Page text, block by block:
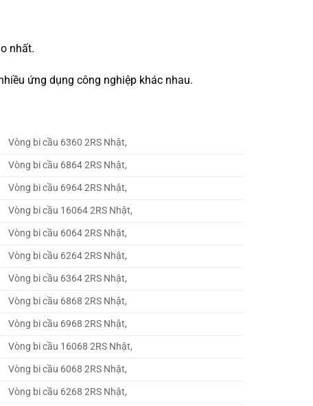
nhất.
ứng dụng công nghiệp khác nhau.
Vòng bi cầu 6360 2RS Nhật,
Vòng bi cầu 6864 2RS Nhật,
Vòng bi cầu 6964 2RS Nhật,
Vòng bi cầu 16064 2RS Nhật,
Vòng bi cầu 6064 2RS Nhật,
Vòng bi cầu 6264 2RS Nhật,
Vòng bi cầu 6364 2RS Nhật,
Vòng bi cầu 6868 2RS Nhật,
Vòng bi cầu 6968 2RS Nhật,
Vòng bi cầu 16068 2RS Nhật,
Vòng bi cầu 6068 2RS Nhật,
Vòng bi cầu 6268 2RS Nhật,